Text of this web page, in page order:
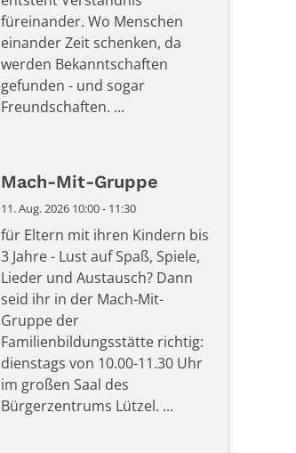
füreinander. Wo Menschen
einander Zeit schenken, da
werden Bekanntschaften
gefunden - und sogar
Freundschaften. ...
Mach-Mit-Gruppe
11. Aug. 2026 10:00 - 11:30
für Eltern mit ihren Kindern bis
3 Jahre - Lust auf Spaß, Spiele,
Lieder und Austausch? Dann
seid ihr in der Mach-Mit-
Gruppe der
Familienbildungsstätte richtig:
dienstags von 10.00-11.30 Uhr
im großen Saal des
Bürgerzentrums Lützel. ...